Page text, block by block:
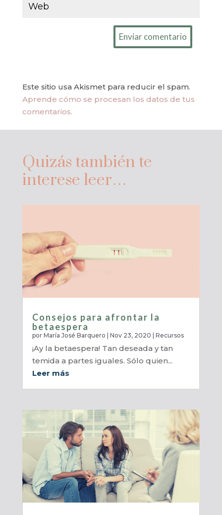
Enviar comentario
Este sitio usa Akismet para reducir el spam.
Aprende cómo se procesan los datos de tus
comentarios.
Quizás también te
interese leer…
Consejos para afrontar la
betaespera
por María José Barquero Nov 23, 2020 Recursos
¡Ay la betaespera! Tan deseada y tan
temida a partes iguales. Sólo quien...
Leer más